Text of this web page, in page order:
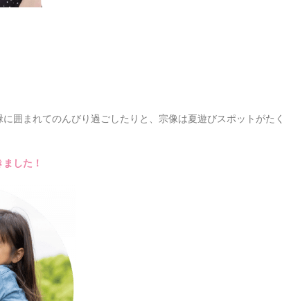
囲まれてのんびり過ごしたりと、宗像は夏遊びスポットがたく
した！